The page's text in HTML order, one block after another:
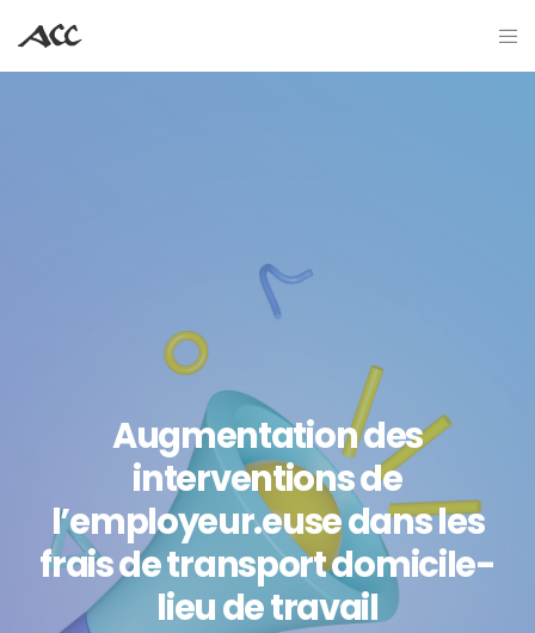
Augmentation des
interventions de
l’employeur.euse dans les
frais de transport domicile-
lieu de travail